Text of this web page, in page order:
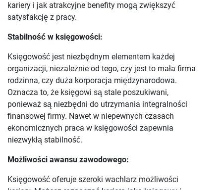
kariery i jak atrakcyjne benefity mogą zwiększyć
satysfakcję z pracy.
Stabilność w księgowości:
Księgowość jest niezbędnym elementem każdej
organizacji, niezależnie od tego, czy jest to mała firma
rodzinna, czy duża korporacja międzynarodowa.
Oznacza to, że księgowi są stale poszukiwani,
ponieważ są niezbędni do utrzymania integralności
finansowej firmy. Nawet w niepewnych czasach
ekonomicznych praca w księgowości zapewnia
niezwykłą stabilność.
Możliwości awansu zawodowego:
Księgowość oferuje szeroki wachlarz możliwości